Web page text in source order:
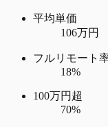
平均単価
106万円
フルリモート
18%
100万円超
70%